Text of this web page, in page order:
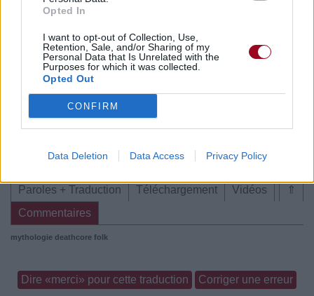
Opted In
I want to opt-out of Collection, Use,
Retention, Sale, and/or Sharing of my
Personal Data that Is Unrelated with the
Purposes for which it was collected.
Opted Out
CONFIRM
Data Deletion Data Access Privacy Policy
Télécharger légalement les MP3 ou trouver le CD sur
Trouver des vinyles et des CD sur
Trouver un instrument de musique ou une partition au
meilleur prix sur
⇑
Paroles + Traduction Téléchargement
Vidéos
Commentaires
mythologie deathcore folk
Dire «merci» pour cette traduction Corriger une erreur